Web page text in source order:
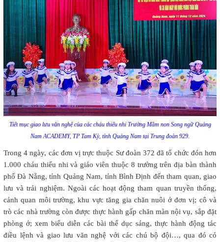
Tiết mục giao lưu văn nghệ của các cháu thiếu nhi Trường Mầm non Song ngữ Quảng
Nam ACADEMY, TP Tam Kỳ, tỉnh Quảng Nam tại Trung đoàn 929.
Trong 4 ngày, các đơn vị trực thuộc Sư đoàn 372 đã tổ chức đón hơn
1.000 cháu thiếu nhi và giáo viên thuộc 8 trường trên địa bàn thành
phố Đà Nẵng, tỉnh Quảng Nam, tỉnh Bình Định đến tham quan, giao
lưu và trải nghiệm. Ngoài các hoạt động tham quan truyền thống,
cảnh quan môi trường, khu vực tăng gia chăn nuôi ở đơn vị; cô và
trò các nhà trường còn được thực hành gấp chăn màn nội vụ, sắp đặt
phòng ở; xem biểu diễn các bài thể dục sáng, thực hành động tác
điều lệnh và giao lưu văn nghệ với các chú bộ đội…, qua đó có